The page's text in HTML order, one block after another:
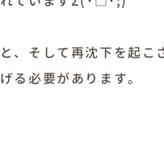
そして再沈下を起こ
る必要があります。